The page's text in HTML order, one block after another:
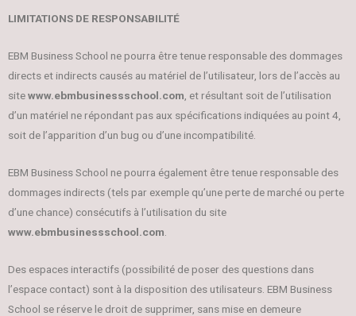
LIMITATIONS DE RESPONSABILITÉ
EBM Business School ne pourra être tenue responsable des dommages
directs et indirects causés au matériel de l’utilisateur, lors de l’accès au
sitewww.ebmbusinessschool.com , et résultant soit de l’utilisation
d’un matériel ne répondant pas aux spécifications indiquées au point 4,
soit de l’apparition d’un bug ou d’une incompatibilité.
EBM Business School ne pourra également être tenue responsable des
dommages indirects (tels par exemple qu’une perte de marché ou perte
d’une chance) consécutifs à l’utilisation du site
www.ebmbusinessschool.com
Des espaces interactifs (possibilité de poser des questions dans
l’espace contact) sont à la disposition des utilisateurs. EBM Business
School se réserve le droit de supprimer, sans mise en demeure